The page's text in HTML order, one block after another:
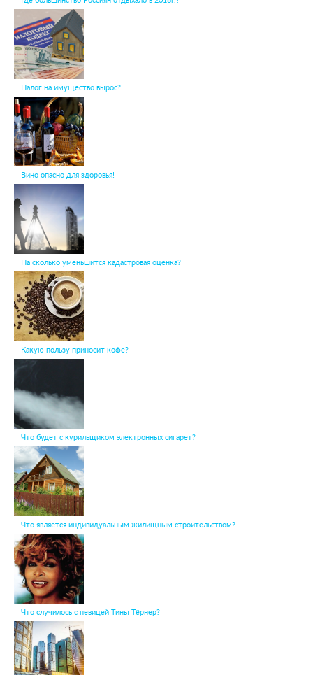
Налог на имущество вырос?
Вино опасно для здоровья!
На сколько уменьшится кадастровая оценка?
Какую пользу приносит кофе?
Что будет с курильщиком электронных сигарет?
Что является индивидуальным жилищным строительством?
Что случилось с певицей Тины Тёрнер?